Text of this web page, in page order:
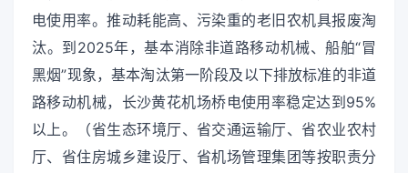
电使用率。推动耗能高、污染重的老旧农机具报废淘
汰。到2025年，基本消除非道路移动机械、船舶“冒
黑烟”现象，基本淘汰第一阶段及以下排放标准的非道
路移动机械，长沙黄花机场桥电使用率稳定达到95%
以上。（省生态环境厅、省交通运输厅、省农业农村
厅、省住房城乡建设厅、省机场管理集团等按职责分